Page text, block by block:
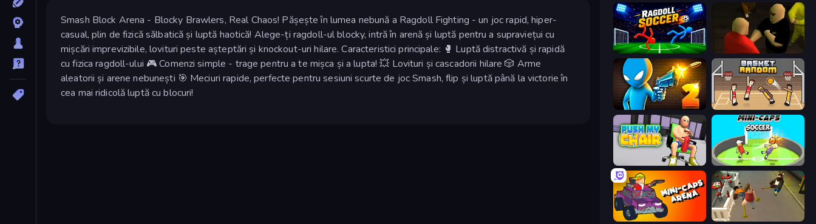
Smash Block Arena - Blocky Brawlers, Real Chaos! Pășește în lumea nebună a Ragdoll Fighting - un joc rapid, hiper-
casual, plin de fizică sălbatică și luptă haotică! Alege-ți ragdoll-ul blocky, intră în arenă și luptă pentru a supraviețui cu
mișcări imprevizibile, lovituri peste așteptări și knockout-uri hilare. Caracteristici principale: 🥊 Luptă distractivă și rapidă
cu fizica ragdoll-ului 🎮 Comenzi simple - trage pentru a te mișca și a lupta! 💥 Lovituri și cascadorii hilare 🎲 Arme
aleatorii și arene nebunești 🎯 Meciuri rapide, perfecte pentru sesiuni scurte de joc Smash, flip și luptă până la victorie în
cea mai ridicolă luptă cu blocuri!
Ragdoll Soccer 2 Players
Drunken Duel 2 Basket Random
Push My Chair Mini-Caps: Soccer
Mini-Caps: Arena